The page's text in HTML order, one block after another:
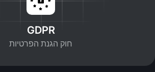
GDPR
חוק הגנת הפרטיות